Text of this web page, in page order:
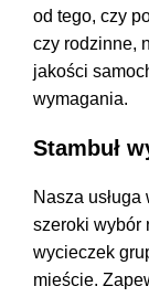
od tego, czy
czy rodzinne,
jakości
wymagania.
Stambuł
Nasza
szeroki wybór
wycieczek
mieście.